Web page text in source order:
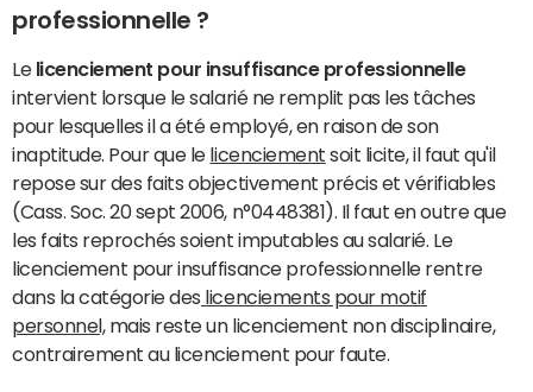
professionnelle ?
Le licenciement pour insuffisance professionnelle
intervient lorsque le salarié ne remplit pas les tâches
pour lesquelles il a été employé, en raison de son
inaptitude. Pour que le licenciement soit licite, il faut qu'il
repose sur des faits objectivement précis et vérifiables
(Cass. Soc. 20 sept 2006, n°0448381). Il faut en outre que
les faits reprochés soient imputables au salarié. Le
licenciement pour insuffisance professionnelle rentre
dans la catégorie des licenciements pour motif
personnel,mais reste un licenciement non disciplinaire,
contrairement au licenciement pour faute.